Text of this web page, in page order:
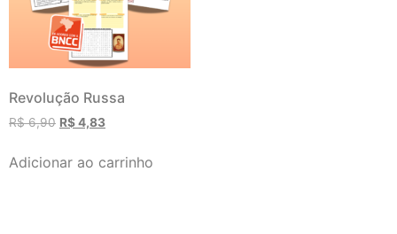
Revolução Russa
R$6,90 R$4,83
Adicionar ao carrinho